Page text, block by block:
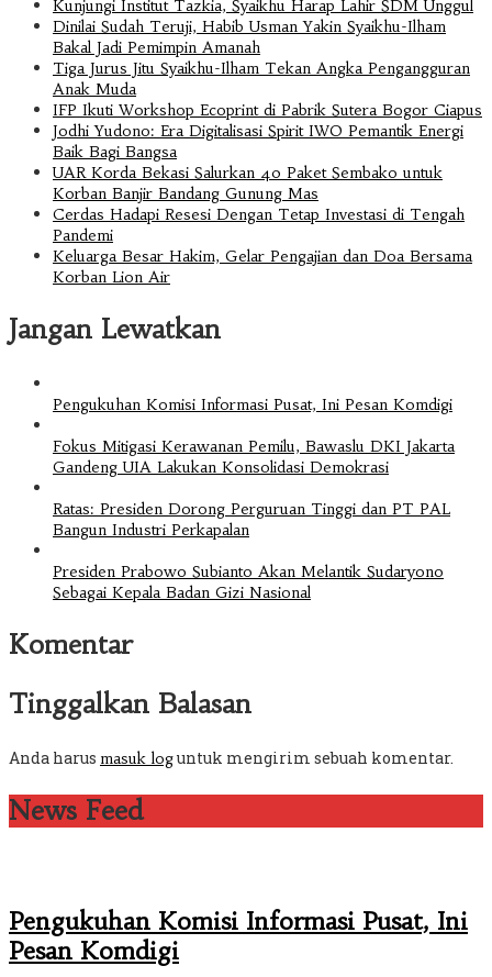
Kunjungi Institut Tazkia, Syaikhu Harap Lahir SDM Unggul
Dinilai Sudah Teruji, Habib Usman Yakin Syaikhu-Ilham
Bakal Jadi Pemimpin Amanah
Tiga Jurus Jitu Syaikhu-Ilham Tekan Angka Pengangguran
Anak Muda
IFP Ikuti Workshop Ecoprint di Pabrik Sutera Bogor Ciapus
Jodhi Yudono: Era Digitalisasi Spirit IWO Pemantik Energi
Baik Bagi Bangsa
UAR Korda Bekasi Salurkan 40 Paket Sembako untuk
Korban Banjir Bandang Gunung Mas
Cerdas Hadapi Resesi Dengan Tetap Investasi di Tengah
Pandemi
Keluarga Besar Hakim, Gelar Pengajian dan Doa Bersama
Korban Lion Air
Jangan Lewatkan
Pengukuhan Komisi Informasi Pusat, Ini Pesan Komdigi
Fokus Mitigasi Kerawanan Pemilu, Bawaslu DKI Jakarta
Gandeng UIA Lakukan Konsolidasi Demokrasi
Ratas: Presiden Dorong Perguruan Tinggi dan PT PAL
Bangun Industri Perkapalan
Presiden Prabowo Subianto Akan Melantik Sudaryono
Sebagai Kepala Badan Gizi Nasional
Komentar
Tinggalkan Balasan
Anda harus masuk loguntuk mengirim sebuah komentar.
News Feed
Pengukuhan Komisi Informasi Pusat, Ini
Pesan Komdigi